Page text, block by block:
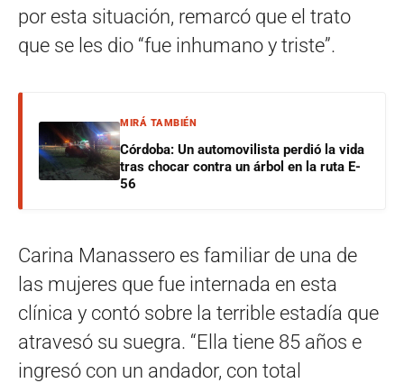
por esta situación, remarcó que el trato
que se les dio “fue inhumano y triste”.
MIRÁ TAMBIÉN
Córdoba: Un automovilista perdió la vida
tras chocar contra un árbol en la ruta E-
56
Carina Manassero es familiar de una de
las mujeres que fue internada en esta
clínica y contó sobre la terrible estadía que
atravesó su suegra. “Ella tiene 85 años e
ingresó con un andador, con total